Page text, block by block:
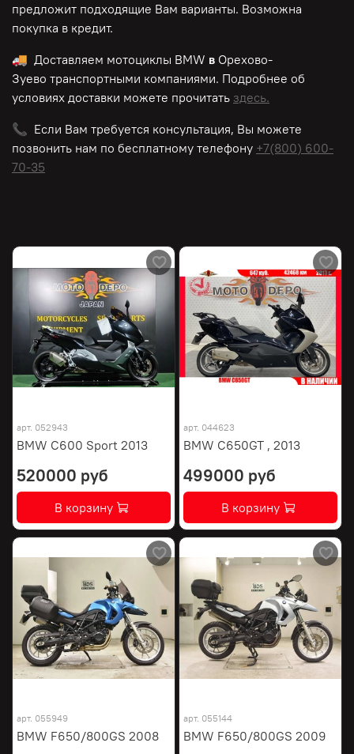
предложит подходящие Вам варианты. Возможна
покупка в кредит.
🚚 Доставляем мотоциклы BMW в Орехово-
Зуево транспортными компаниями. Подробнее об
условиях доставки можете прочитать здесь.
📞 Если Вам требуется консультация, Вы можете
позвонить нам по бесплатному телефону +7(800) 600-
70-35
арт. 052943
BMW C600 Sport 2013
520000 руб
В корзину
арт. 044623
BMW C650GT , 2013
499000 руб
В корзину
арт. 055949
BMW F650/800GS 2008
арт. 055144
BMW F650/800GS 2009